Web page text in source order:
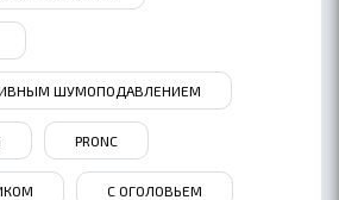
ШУМОПОДАВЛЕНИЕМ
PRONC
С ОГОЛОВЬЕМ